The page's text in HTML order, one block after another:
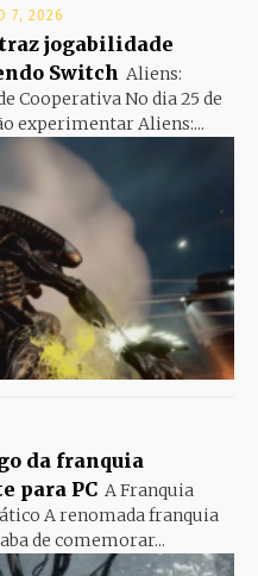
7, 2026
jogabilidade
Switch Aliens:
Cooperativa No dia 25 de
experimentar Aliens:...
da franquia
para PC A Franquia
A renomada franquia
de comemorar...